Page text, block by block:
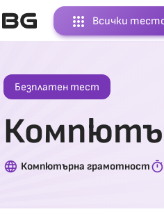
apps Всички
Безплатен тест
language Компютърна грамотностtimer